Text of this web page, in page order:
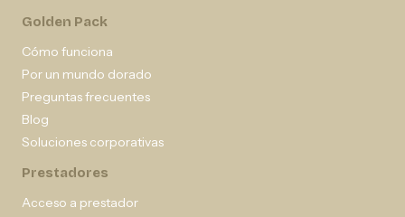
Golden Pack
Cómo funciona
Por un mundo dorado
Preguntas frecuentes
Blog
Soluciones corporativas
Prestadores
Acceso a prestador